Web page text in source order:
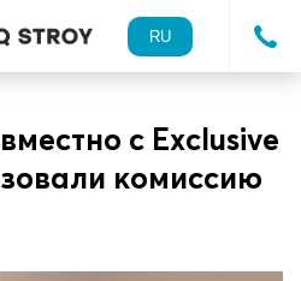
с Exclusive
комиссию
RU